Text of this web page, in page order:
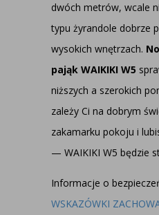
dwóch metrów, wcale
typu żyrandole dobrze
wysokich wnętrzach.
pająk WAIKIKI W5
niższych a szerokich
zależy Ci na dobrym
zakamarku pokoju i
— WAIKIKI W5 będzie
Informacje o
WSKAZÓWKI